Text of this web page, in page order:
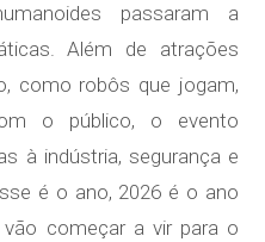
passaram a
Além de atrações
como robôs que jogam,
o público, o evento
à indústria, segurança e
é o ano, 2026 é o ano
começar a vir para o